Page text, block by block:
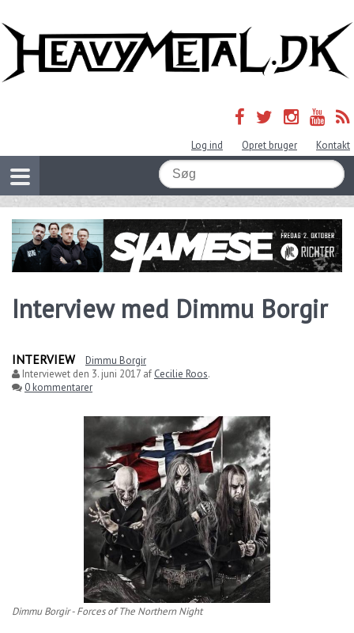
Log ind Opret bruger Kontakt
Interview med Dimmu Borgir
INTERVIEW
Dimmu Borgir
Interviewet den 3. juni 2017 af Cecilie Roos.
0 kommentarer
Dimmu Borgir - Forces of The Northern Night